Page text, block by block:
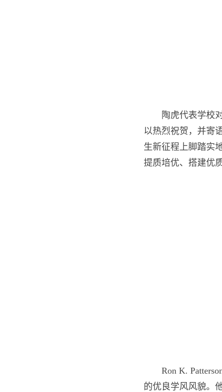
陶虎代表学校
以热烈祝贺，并寄
生新征程上脚踏实
提质培优、搭建优
Ron K.
的优良学风风貌。